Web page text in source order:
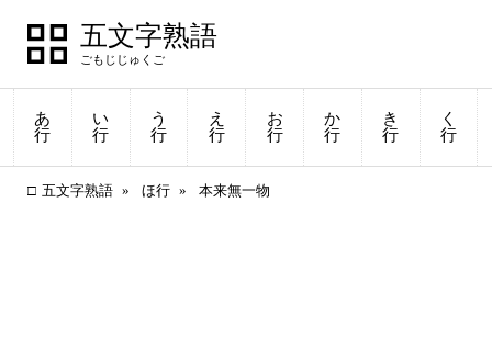
五文字熟語
あ
行
い
行
う
行
え
行
お
行
か
行
き
行
く
行
五文字熟語 ほ行 本来無一物